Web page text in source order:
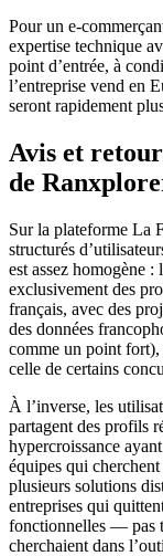
Pour un e-
expertise technique
point d’entrée, à
l’entreprise vend en
seront rapidement
Avis et
de
Sur la plateforme La
structurés
est assez homogène
exclusivement des
français, avec des
des données
comme un point fort),
celle de certains
À l’inverse, les
partagent des profils
hypercroissance
équipes qui
plusieurs solutions
entreprises qui
fonctionnelles — pas
cherchaient dans